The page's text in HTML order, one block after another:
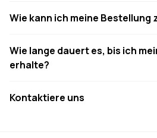
Wie kann ich meine Bestellung
Wie lange dauert es, bis ich
erhalte?
Kontaktiere uns